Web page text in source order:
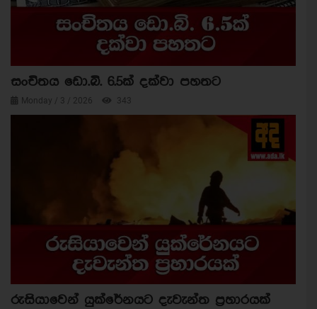
සංචිතය ඩො.බි. 6.5ක් දක්වා පහතට
Monday / 3 / 2026 343
රුසියාවෙන් යුක්රේනයට දැවැන්ත ප්‍රහාරයක්